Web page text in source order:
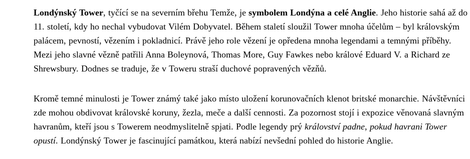
Londýnský Tower, tyčící se na severním břehu Temže, je symbolem Londýna a celé Anglie. Jeho historie sahá až do
11. století, kdy ho nechal vybudovat Vilém Dobyvatel. Během staletí sloužil Tower mnoha účelům – byl královským
palácem, pevností, vězením i pokladnicí. Právě jeho role vězení je opředena mnoha legendami a temnými příběhy.
Mezi jeho slavné vězně patřili Anna Boleynová, Thomas More, Guy Fawkes nebo králové Eduard V. a Richard ze
Shrewsbury. Dodnes se traduje, že v Toweru straší duchové popravených vězňů.
Kromě temné minulosti je Tower známý také jako místo uložení korunovačních klenot britské monarchie. Návštěvníci
zde mohou obdivovat královské koruny, žezla, meče a další cennosti. Za pozornost stojí i expozice věnovaná slavným
havranům, kteří jsou s Towerem neodmyslitelně spjati. Podle legendy prý království padne, pokud havrani Tower
opustí. Londýnský Tower je fascinující památkou, která nabízí nevšední pohled do historie Anglie.